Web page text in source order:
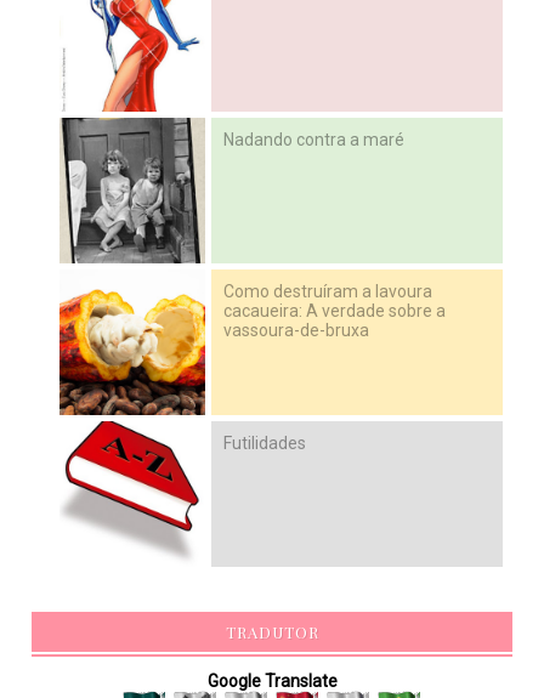
Nadando contra a maré
Como destruíram a lavoura
cacaueira: A verdade sobre a
vassoura-de-bruxa
Futilidades
TRADUTOR
Google Translate